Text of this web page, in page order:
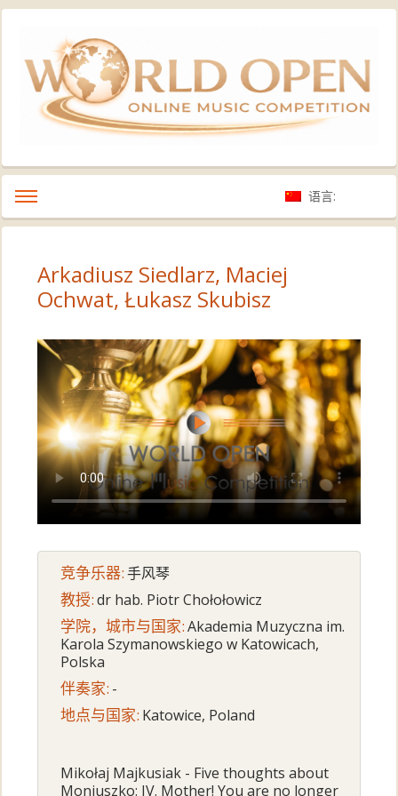
语言:
Arkadiusz Siedlarz, Maciej
Ochwat, Łukasz Skubisz
竞争乐器:手风琴
教授:dr hab. Piotr Chołołowicz
学院，城市与国家:Akademia Muzyczna im.
Karola Szymanowskiego w Katowicach,
Polska
伴奏家: -
地点与国家: Katowice, Poland
Mikołaj Majkusiak - Five thoughts about
Moniuszko: IV. Mother! You are no longer